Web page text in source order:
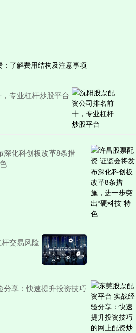
了解费用结构及注意事项
专业杠杆炒股平台
深化科创板改革8条措
交易风险
分享：快速提升投资技巧